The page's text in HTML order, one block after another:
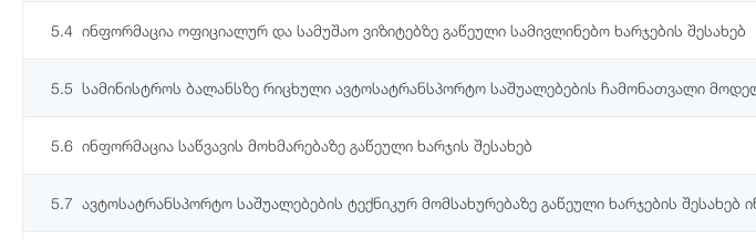
5.4 ინფორმაცია ოფიციალურ და სამუშაო ვიზიტებზე გაწეული სამივლინებო ხარჯების შესახებ
5.5 სამინისტროს ბალანსზე რიცხული ავტოსატრანსპორტო საშუალებების ჩამონათვალი
5.6 ინფორმაცია საწვავის მოხმარებაზე გაწეული ხარჯის შესახებ
5.7 ავტოსატრანსპორტო საშუალებების ტექნიკურ მომსახურებაზე გაწეული ხარჯების შესახებ